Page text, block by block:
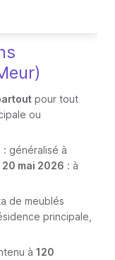
pour tout
ou
: généralisé à
20 mai 2026 : à
de meublés
principale,
à 120